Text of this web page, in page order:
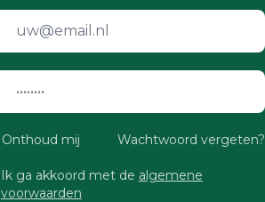
Onthoud mij Wachtwoord vergeten?
Ik ga akkoord met de algemene
voorwaarden